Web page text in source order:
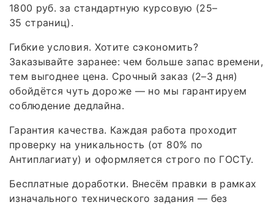
1800 руб. за стандартную курсовую (25–
35 страниц).
Гибкие условия. Хотите сэкономить?
Заказывайте заранее: чем больше запас времени,
тем выгоднее цена. Срочный заказ (2–3 дня)
обойдётся чуть дороже — но мы гарантируем
соблюдение дедлайна.
Гарантия качества. Каждая работа проходит
проверку на уникальность (от 80% по
Антиплагиату) и оформляется строго по ГОСТу.
Бесплатные доработки. Внесём правки в рамках
изначального технического задания — без